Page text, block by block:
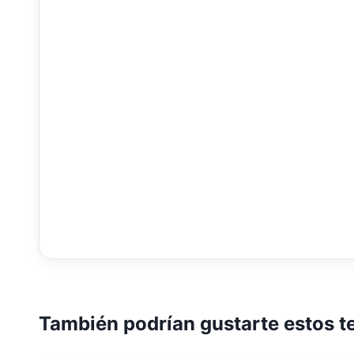
También podrían gustarte estos